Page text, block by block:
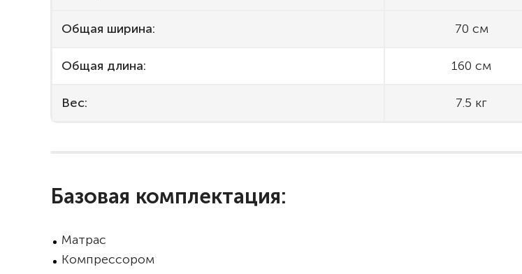
Общая ширина: 70 см
Общая длина: 160 см
Вес: 7.5 кг
Базовая комплектация:
Матрас
Компрессором